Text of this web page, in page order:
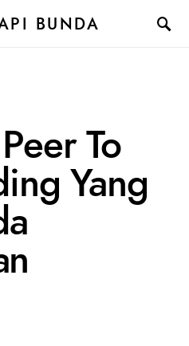
BUNDA
To
Yang